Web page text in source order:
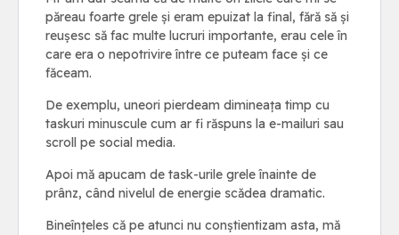
păreau foarte grele și eram epuizat la final, fără să și
reușesc să fac multe lucruri importante, erau cele în
care era o nepotrivire între ce puteam face și ce
făceam.
De exemplu, uneori pierdeam dimineața timp cu
taskuri minuscule cum ar fi răspuns la e-mailuri sau
scroll pe social media.
Apoi mă apucam de task-urile grele înainte de
prânz, când nivelul de energie scădea dramatic.
Bineînțeles că pe atunci nu conștientizam asta, mă